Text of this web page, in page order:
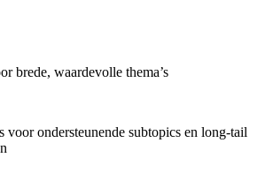
brede, waardevolle thema’s
voor ondersteunende subtopics en long-tail